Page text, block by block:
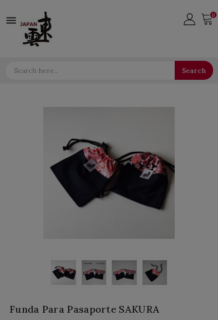
 0
Search
Funda Para Pasaporte SAKURA